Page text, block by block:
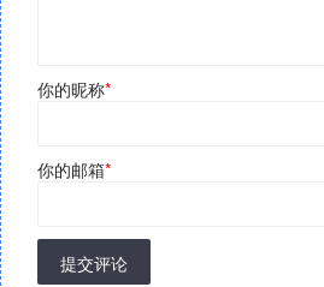
你的昵称*
你的邮箱*
提交评论